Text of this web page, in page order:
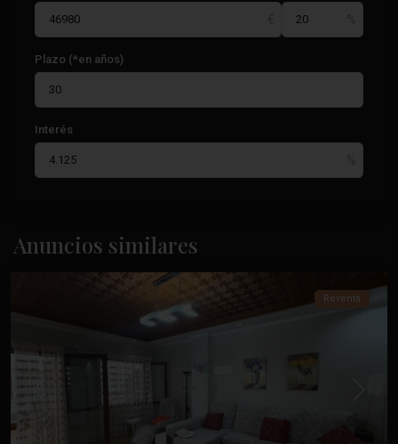
Plazo (*en años)
Interés
Anuncios similares
Acequión,
Torrevieja
Reventa